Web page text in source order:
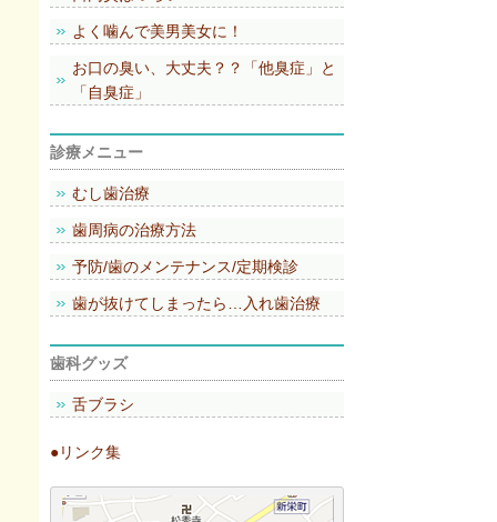
よく噛んで美男美女に！
お口の臭い、大丈夫？？「他臭症」と
「自臭症」
診療メニュー
むし歯治療
歯周病の治療方法
予防/歯のメンテナンス/定期検診
歯が抜けてしまったら…入れ歯治療
歯科グッズ
舌ブラシ
●リンク集